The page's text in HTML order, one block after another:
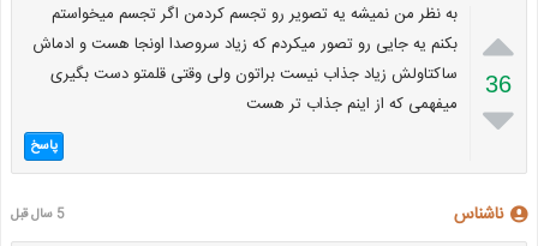

36

به نظر من نمیشه یه تصویر رو تجسم کردمن اگر تجسم میخواستم
بکنم یه جایی رو تصور میکردم که زیاد سروصدا اونجا هست و ادماش
ساکتاولش زیاد جذاب نیست براتون ولی وقتی قلمتو دست بگیری
میفهمی که از اینم جذاب تر هست
پاسخ
ناشناس 5 سال قبل